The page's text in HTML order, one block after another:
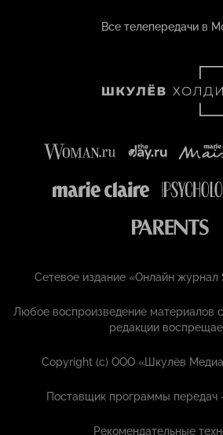
Все телепередачи в
Сетевое издание «Онлайн журнал
Любое воспроизведение материалов
редакции
Copyright (с) ООО «Шкулёв Медиа
Поставщик программы передач
Рекомендательные